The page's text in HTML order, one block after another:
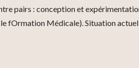
pairs : conception et
fOrmation Médicale). Situation